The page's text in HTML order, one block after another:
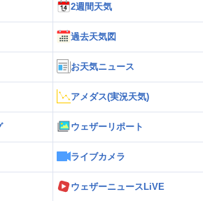
2週間天気
過去天気図
お天気ニュース
アメダス(実況天気)
ウェザーリポート
ライブカメラ
ウェザーニュースLiVE